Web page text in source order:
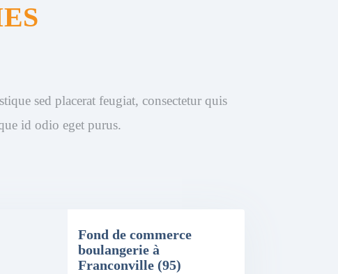
sed placerat feugiat, consectetur quis
id odio eget purus.
Fond de commerce
boulangerie à
Franconville (95)